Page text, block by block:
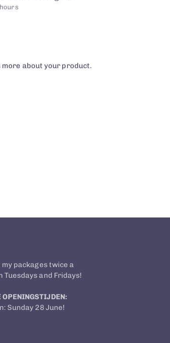
about your product.
packages twice a
Tuesdays and Fridays!
OPENINGSTIJDEN:
Sunday 28 June!